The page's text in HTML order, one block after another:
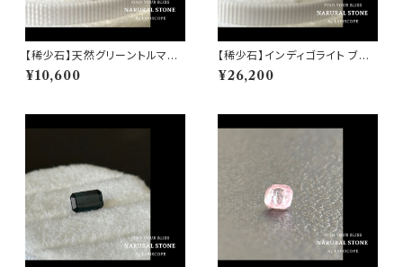
【稀少石】天然グリーントルマリ
ン 1.00ct アフガニスタン 直輸
入 高品質 希少 ルース 天然石
¥10,600
【稀少石】インディゴライト ブル
ートルマリン 1.65ct アフガニス
タン 直輸入 高品質 稀少 ルース
¥26,200